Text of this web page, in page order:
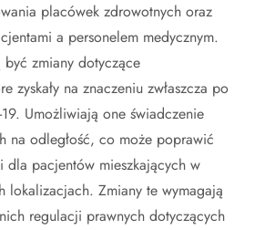
placówek zdrowotnych oraz
a personelem medycznym.
być zmiany dotyczące
zyskały na znaczeniu zwłaszcza po
Umożliwiają one świadczenie
na odległość, co może poprawić
dla pacjentów mieszkających w
lokalizacjach. Zmiany te wymagają
regulacji prawnych dotyczących